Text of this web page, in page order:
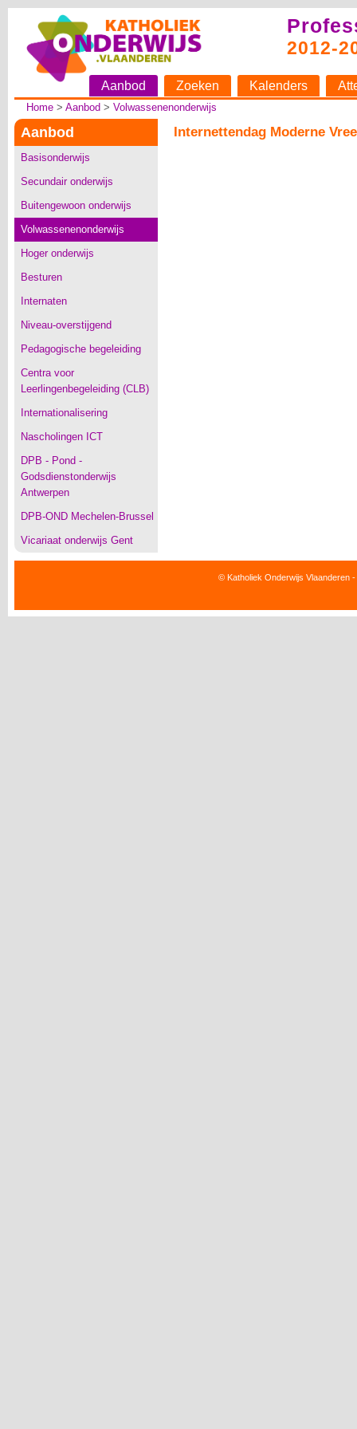
2012-
Aanbod Zoeken Kalenders
Home> Aanbod > Volwassenenonderwijs
Aanbod
Basisonderwijs
Secundair onderwijs
Buitengewoon onderwijs
Volwassenenonderwijs
Hoger onderwijs
Besturen
Internaten
Niveau-overstijgend
Pedagogische begeleiding
Centra voor
Leerlingenbegeleiding (CLB)
Internationalisering
Nascholingen ICT
DPB - Pond -
Godsdienstonderwijs
Antwerpen
DPB-OND Mechelen-Brussel
Vicariaat onderwijs Gent
Internettendag Moderne
© Katholiek Onderwijs Vlaanderen